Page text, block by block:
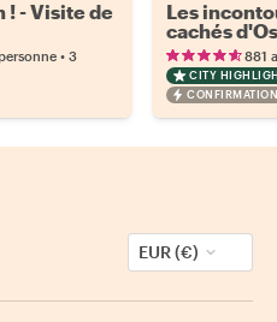
! - Visite de
• 3
Les
cachés
881
CITY
EUR (€)